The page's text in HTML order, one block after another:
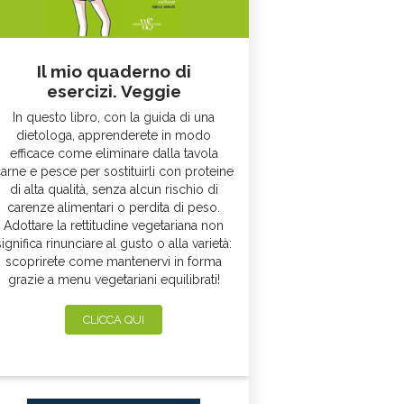
Il mio quaderno di
esercizi. Veggie
In questo libro, con la guida di una
dietologa, apprenderete in modo
efficace come eliminare dalla tavola
e pesce per sostituirli con proteine
di alta qualità, senza alcun rischio di
carenze alimentari o perdita di peso.
Adottare la rettitudine vegetariana non
rinunciare al gusto o alla varietà:
scoprirete come mantenervi in forma
grazie a menu vegetariani equilibrati!
CLICCA QUI